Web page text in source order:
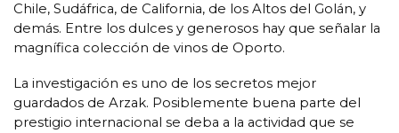
Chile, Sudáfrica, de California, de los Altos del Golán, y
demás. Entre los dulces y generosos hay que señalar la
magnífica colección de vinos de Oporto.
La investigación es uno de los secretos mejor
guardados de Arzak. Posiblemente buena parte del
prestigio internacional se deba a la actividad que se